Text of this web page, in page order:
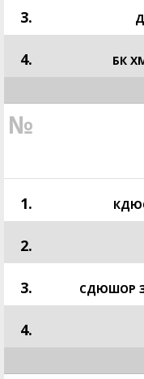
3.
4. БК
№
1.
2.
3. СДЮШОР З
4.